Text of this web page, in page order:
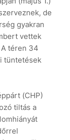
de
gyakran
vettek
téren 34
tüntetések
(CHP)
tiltás a